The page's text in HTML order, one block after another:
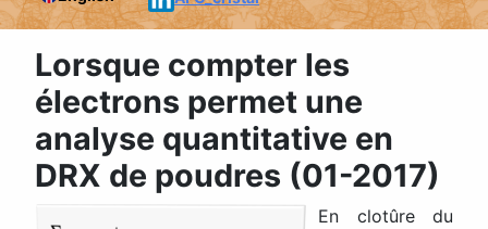
Lorsque compter les
électrons permet une
analyse quantitative en
DRX de poudres (01-2017)
En clotûre du